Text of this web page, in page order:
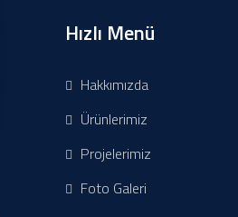
Hızlı Menü
Hakkımızda
Ürünlerimiz
Projelerimiz
Foto Galeri